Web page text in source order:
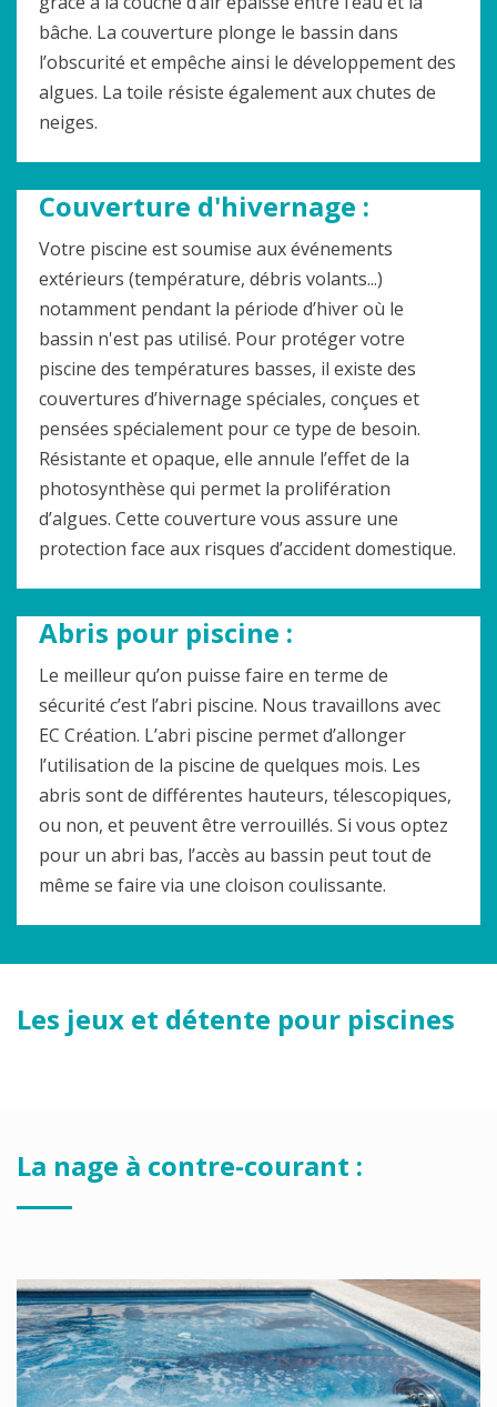
bâche. La couverture plonge le bassin dans
l’obscurité et empêche ainsi le développement des
algues. La toile résiste également aux chutes de
neiges.
Couverture d'hivernage :
Votre piscine est soumise aux événements
extérieurs (température, débris volants...)
notamment pendant la période d’hiver où le
bassin n'est pas utilisé. Pour protéger votre
piscine des températures basses, il existe des
couvertures d’hivernage spéciales, conçues et
pensées spécialement pour ce type de besoin.
Résistante et opaque, elle annule l’effet de la
photosynthèse qui permet la prolifération
d’algues. Cette couverture vous assure une
protection face aux risques d’accident domestique.
Abris pour piscine :
Le meilleur qu’on puisse faire en terme de
sécurité c’est l’abri piscine. Nous travaillons avec
EC Création. L’abri piscine permet d’allonger
l’utilisation de la piscine de quelques mois. Les
abris sont de différentes hauteurs, télescopiques,
ou non, et peuvent être verrouillés. Si vous optez
pour un abri bas, l’accès au bassin peut tout de
même se faire via une cloison coulissante.
Les jeux et détente pour piscines
La nage à contre-courant :